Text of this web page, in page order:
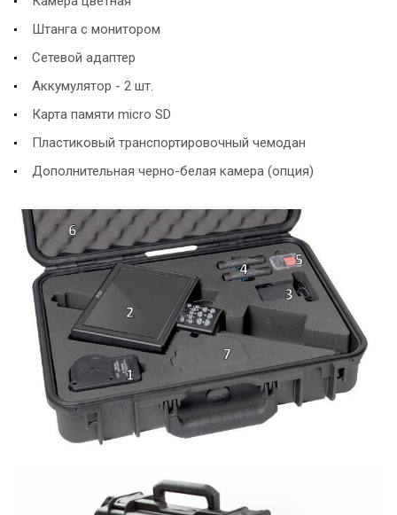
Штанга с монитором
Сетевой адаптер
Аккумулятор - 2 шт.
Карта памяти micro SD
Пластиковый транспортировочный чемодан
Дополнительная черно-белая камера (опция)